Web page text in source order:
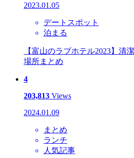
2023.01.05
デートスポット
泊まる
【富山のラブホテル2023】清
場所まとめ
4
203,813 Views
2024.01.09
まとめ
ランチ
人気記事